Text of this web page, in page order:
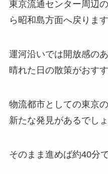
東京流通センター周辺
ら昭和島方面へ戻ります
運河沿いでは開放感の
晴れた日の散策がおすす
物流都市としての東京
新たな発見があるでしょ
そのまま進めば約40分